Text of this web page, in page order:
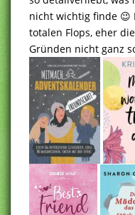
nicht wichtig finde
totalen Flops, eher
Gründen nicht ganz